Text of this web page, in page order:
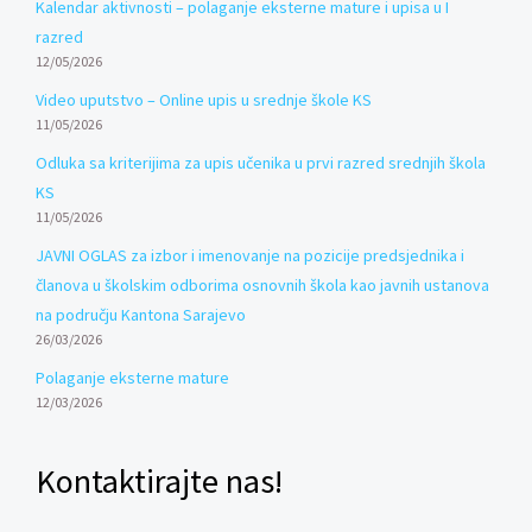
Kalendar aktivnosti – polaganje eksterne mature i upisa u I
razred
12/05/2026
Video uputstvo – Online upis u srednje škole KS
11/05/2026
Odluka sa kriterijima za upis učenika u prvi razred srednjih škola
KS
11/05/2026
JAVNI OGLAS za izbor i imenovanje na pozicije predsjednika i
članova u školskim odborima osnovnih škola kao javnih ustanova
na području Kantona Sarajevo
26/03/2026
Polaganje eksterne mature
12/03/2026
Kontaktirajte nas!